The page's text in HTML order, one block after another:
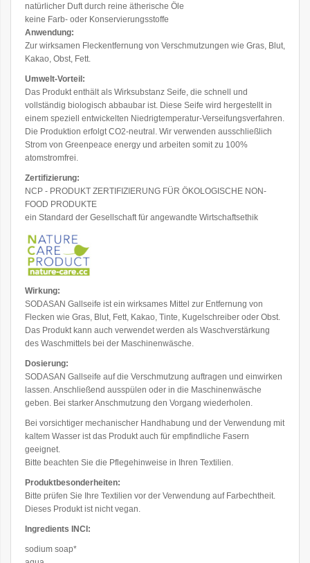
natürlicher Duft durch reine ätherische Öle
keine Farb- oder Konservierungsstoffe
Anwendung:
Zur wirksamen Fleckentfernung von Verschmutzungen wie Gras, Blut,
Kakao, Obst, Fett.
Umwelt-Vorteil:
Das Produkt enthält als Wirksubstanz Seife, die schnell und
vollständig biologisch abbaubar ist. Diese Seife wird hergestellt in
einem speziell entwickelten Niedrigtemperatur-Verseifungsverfahren.
Die Produktion erfolgt CO2-neutral. Wir verwenden ausschließlich
Strom von Greenpeace energy und arbeiten somit zu 100%
atomstromfrei.
Zertifizierung:
NCP - PRODUKT ZERTIFIZIERUNG FÜR ÖKOLOGISCHE NON-
FOOD PRODUKTE
ein Standard der Gesellschaft für angewandte Wirtschaftsethik
Wirkung:
SODASAN Gallseife ist ein wirksames Mittel zur Entfernung von
Flecken wie Gras, Blut, Fett, Kakao, Tinte, Kugelschreiber oder Obst.
Das Produkt kann auch verwendet werden als Waschverstärkung
des Waschmittels bei der Maschinenwäsche.
Dosierung:
SODASAN Gallseife auf die Verschmutzung auftragen und einwirken
lassen. Anschließend ausspülen oder in die Maschinenwäsche
geben. Bei starker Anschmutzung den Vorgang wiederholen.
Bei vorsichtiger mechanischer Handhabung und der Verwendung mit
kaltem Wasser ist das Produkt auch für empfindliche Fasern
geeignet.
Bitte beachten Sie die Pflegehinweise in Ihren Textilien.
Produktbesonderheiten:
Bitte prüfen Sie Ihre Textilien vor der Verwendung auf Farbechtheit.
Dieses Produkt ist nicht vegan.
Ingredients INCI:
sodium soap*